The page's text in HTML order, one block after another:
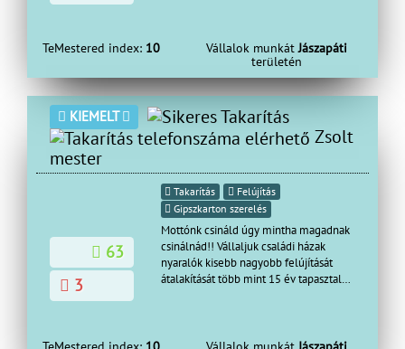
épités tárolók,melléképületekkerítés homlokzati
hőszigetelés, hideg-meleg
burkolás, bontás festés térbetonozás
akár S.O.Sajtók-ablakok
cseréje mindenfele munkák az
épitőiparban Megbízhatóság, precizitás,
ha gyorsan minőségi munkára van
TeMestered index: 10 Vállalok munkátJászapáti
területén
KIEMELT
Zsolt
mester
63
3
Takarítás
Felújítás
Gipszkarton szerelés
Mottónk csináld úgy mintha magadnak
csinálnád!! Vállaljuk családi házak
nyaralók kisebb nagyobb felújítását
átalakítását több mint 15 év tapasztalat
: Lakás